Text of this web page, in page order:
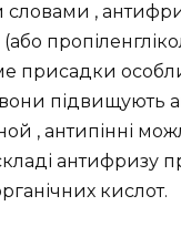
,
присадки
вони підвищують
, антипінні
антифризу
кислот.